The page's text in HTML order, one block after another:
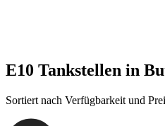
E10 Tankstellen in
Sortiert nach Verfügbarkeit und